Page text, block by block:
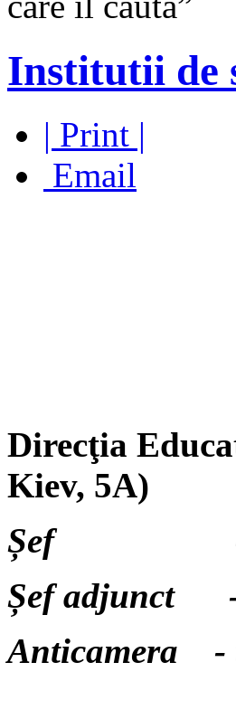
Institutii de
| Print |
Email
Direcţia
Kiev, 5A)
Șef -
Șef
Anticamera -